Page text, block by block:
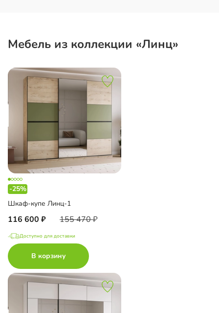
Мебель из коллекции «Линц»
-25%
Шкаф-купе Линц-1
116 600 155 470
Доступно для доставки
В корзину